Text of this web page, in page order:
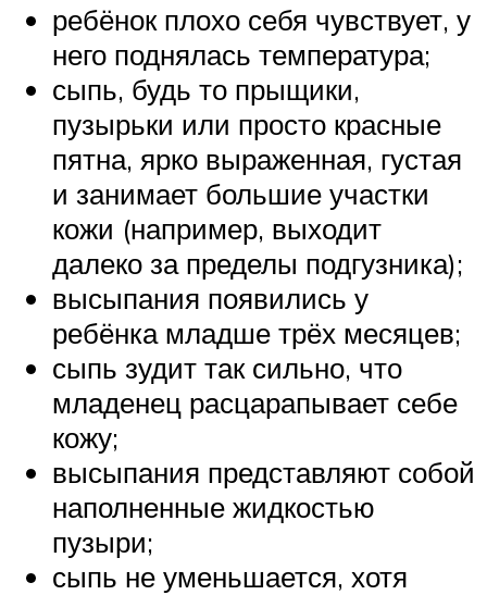
ребёнок плохо себя чувствует, у
него поднялась температура;
сыпь, будь то прыщики,
пузырьки или просто красные
пятна, ярко выраженная, густая
и занимает большие участки
кожи (например, выходит
далеко за пределы подгузника);
высыпания появились у
ребёнка младше трёх месяцев;
сыпь зудит так сильно, что
младенец расцарапывает себе
кожу;
высыпания представляют собой
наполненные жидкостью
пузыри;
сыпь не уменьшается, хотя